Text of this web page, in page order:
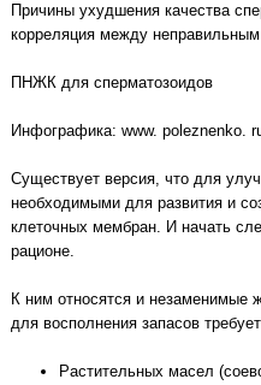
Причины ухудшения качества
корреляция между
ПНЖК для сперматозоидов
Инфографика: www. poleznenko.
Существует версия, что для
необходимыми для развития и
клеточных мембран. И начать
рационе.
К ним относятся и
для восполнения запасов
Растительных масел